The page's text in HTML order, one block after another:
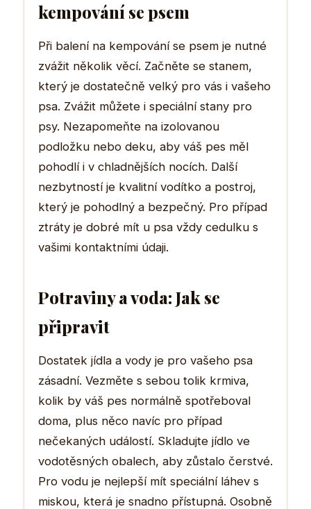
kempování se psem
Při balení na kempování se psem je nutné
zvážit několik věcí. Začněte se stanem,
který je dostatečně velký pro vás i vašeho
psa. Zvážit můžete i speciální stany pro
psy. Nezapomeňte na izolovanou
podložku nebo deku, aby váš pes měl
pohodlí i v chladnějších nocích. Další
nezbytností je kvalitní vodítko a postroj,
který je pohodlný a bezpečný. Pro případ
ztráty je dobré mít u psa vždy cedulku s
vašimi kontaktními údaji.
Potraviny a voda: Jak se
připravit
Dostatek jídla a vody je pro vašeho psa
zásadní. Vezměte s sebou tolik krmiva,
kolik by váš pes normálně spotřeboval
doma, plus něco navíc pro případ
nečekaných událostí. Skladujte jídlo ve
vodotěsných obalech, aby zůstalo čerstvé.
Pro vodu je nejlepší mít speciální láhev s
miskou, která je snadno přístupná. Osobně